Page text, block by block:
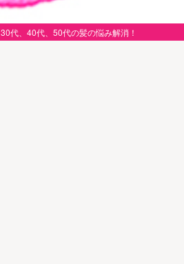
代、40代、50代の髪の悩み解消！